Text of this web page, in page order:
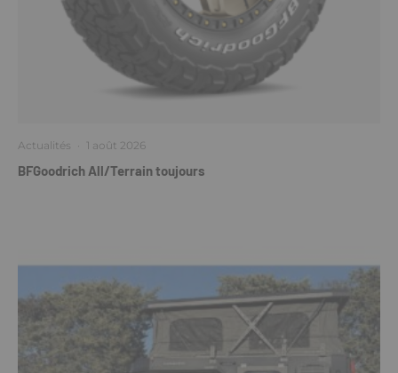
Actualités · 1 août 2026
BFGoodrich All/Terrain toujours